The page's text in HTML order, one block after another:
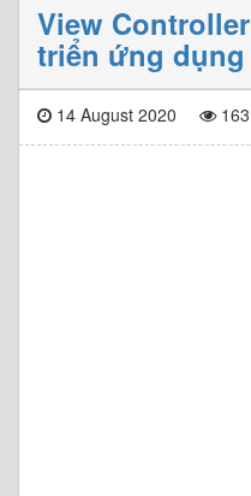
View
triển ứng dụng
14 August 2020 163